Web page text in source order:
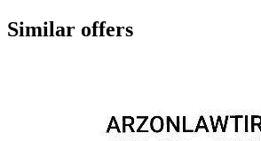
Similar offers